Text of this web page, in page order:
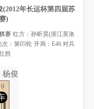
年长运杯第四届苏
)
赛 红方：孙昕昊(浙江英洛
次：第05轮 开局：E46 对兵
胜
俊-象棋道